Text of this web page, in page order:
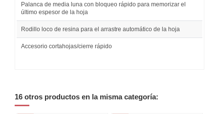
Palanca de media luna con bloqueo rápido para memorizar el
último espesor de la hoja
Rodillo loco de resina para el arrastre automático de la hoja
Accesorio cortahojas/cierre rápido
16 otros productos en la misma categoría: